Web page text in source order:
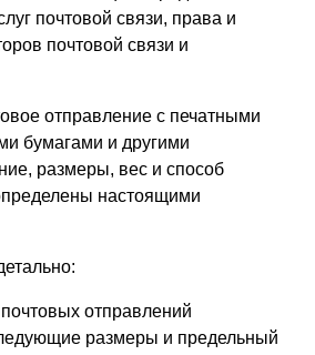
почтовой связи, права и
почтовой связи и
отправление с печатными
бумагами и другими
размеры, вес и способ
настоящими
отправлений
размеры и предельный